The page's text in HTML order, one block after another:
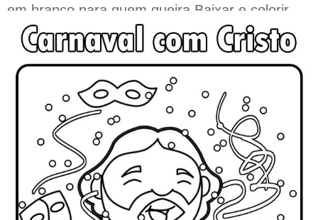
em branco para quem queira Baixar e colorir.